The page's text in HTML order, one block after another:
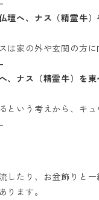
壇へ、ナス（精霊牛）
は家の外や玄関の方
、ナス（精霊牛）を東
という考えから、キ
したり、お盆飾りと
ります。